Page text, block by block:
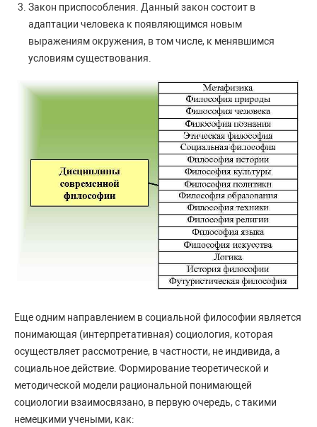
Закон приспособления. Данный закон состоит в
адаптации человека к появляющимся новым
выражениям окружения, в том числе, к менявшимся
условиям существования.
Еще одним направлением в социальной философии является
понимающая (интерпретативная) социология, которая
осуществляет рассмотрение, в частности, не индивида, а
социальное действие. Формирование теоретической и
методической модели рациональной понимающей
социологии взаимосвязано, в первую очередь, с такими
немецкими учеными, как: